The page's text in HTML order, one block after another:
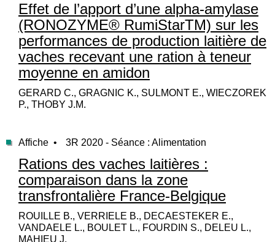
Effet de l’apport d’une alpha-amylase
(RONOZYME® RumiStarTM) sur les
performances de production laitière de
vaches recevant une ration à teneur
moyenne en amidon
GERARD C., GRAGNIC K., SULMONT E., WIECZOREK
P., THOBY J.M.
Affiche • 3R 2020 - Séance : Alimentation
Rations des vaches laitières :
comparaison dans la zone
transfrontalière France-Belgique
ROUILLE B., VERRIELE B., DECAESTEKER E.,
VANDAELE L., BOULET L., FOURDIN S., DELEU L.,
MAHIEU J.